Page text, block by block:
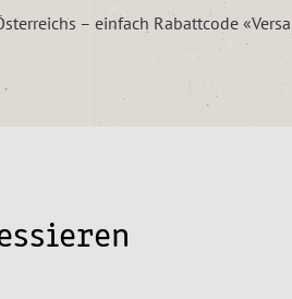
– einfach Rabattcode